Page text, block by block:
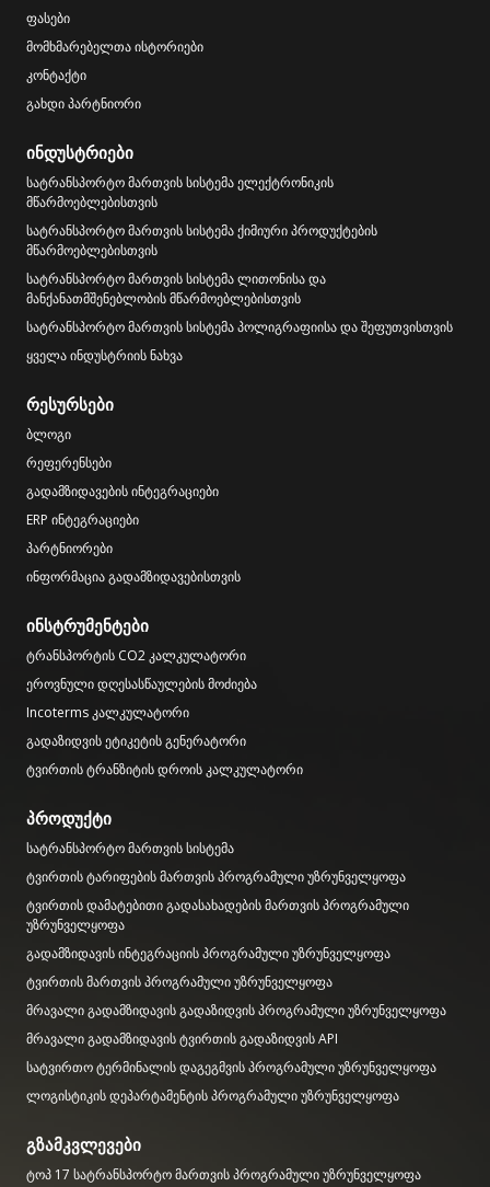
ფასები
მომხმარებელთა ისტორიები
კონტაქტი
გახდი პარტნიორი
ინდუსტრიები
სატრანსპორტო მართვის სისტემა ელექტრონიკის
მწარმოებლებისთვის
სატრანსპორტო მართვის სისტემა ქიმიური პროდუქტების
მწარმოებლებისთვის
სატრანსპორტო მართვის სისტემა ლითონისა და
მანქანათმშენებლობის მწარმოებლებისთვის
სატრანსპორტო მართვის სისტემა პოლიგრაფიისა და შეფუთვისთვის
ყველა ინდუსტრიის ნახვა
რესურსები
ბლოგი
რეფერენსები
გადამზიდავების ინტეგრაციები
ERP ინტეგრაციები
პარტნიორები
ინფორმაცია გადამზიდავებისთვის
ინსტრუმენტები
ტრანსპორტის CO2 კალკულატორი
ეროვნული დღესასწაულების მოძიება
Incoterms კალკულატორი
გადაზიდვის ეტიკეტის გენერატორი
ტვირთის ტრანზიტის დროის კალკულატორი
პროდუქტი
სატრანსპორტო მართვის სისტემა
ტვირთის ტარიფების მართვის პროგრამული უზრუნველყოფა
ტვირთის დამატებითი გადასახადების მართვის პროგრამული
უზრუნველყოფა
გადამზიდავის ინტეგრაციის პროგრამული უზრუნველყოფა
ტვირთის მართვის პროგრამული უზრუნველყოფა
მრავალი გადამზიდავის გადაზიდვის პროგრამული უზრუნველყოფა
მრავალი გადამზიდავის ტვირთის გადაზიდვის API
სატვირთო ტერმინალის დაგეგმვის პროგრამული უზრუნველყოფა
ლოგისტიკის დეპარტამენტის პროგრამული უზრუნველყოფა
გზამკვლევები
ტოპ 17 სატრანსპორტო მართვის პროგრამული უზრუნველყოფა